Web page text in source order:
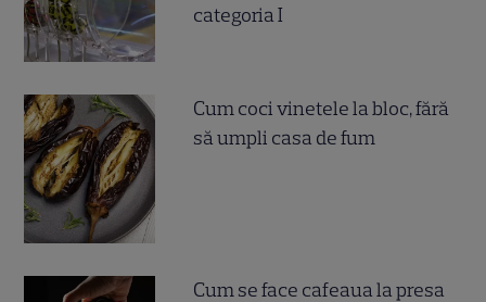
categoria I
Cum coci vinetele la bloc, fără
să umpli casa de fum
Cum se face cafeaua la presa